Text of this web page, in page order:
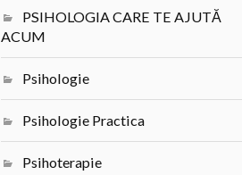
PSIHOLOGIA CARE TE AJUTĂ
ACUM
Psihologie
Psihologie Practica
Psihoterapie